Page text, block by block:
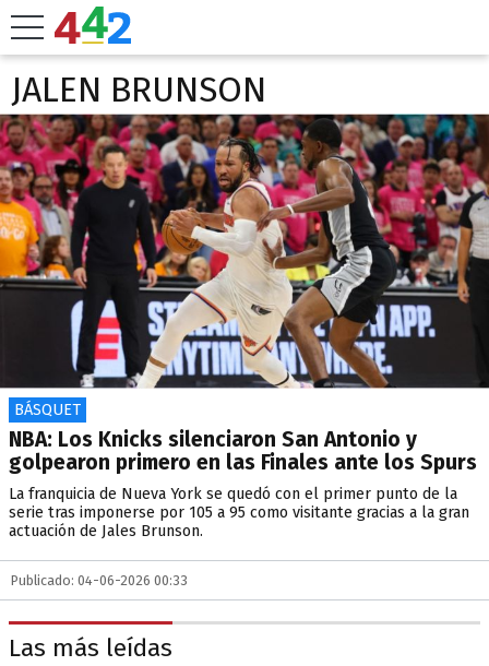
JALEN BRUNSON
BÁSQUET
NBA: Los Knicks silenciaron San Antonio y
golpearon primero en las Finales ante los Spurs
La franquicia de Nueva York se quedó con el primer punto de la
serie tras imponerse por 105 a 95 como visitante gracias a la gran
actuación de Jales Brunson.
Publicado: 04-06-2026 00:33
Las más leídas